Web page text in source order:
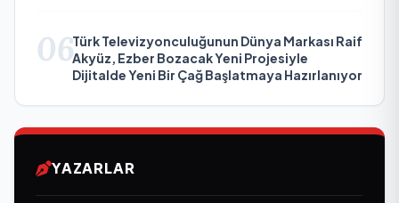
06Türk Televizyonculuğunun Dünya Markası Raif
Akyüz, Ezber Bozacak Yeni Projesiyle
Dijitalde Yeni Bir Çağ Başlatmaya Hazırlanıyor
YAZARLAR